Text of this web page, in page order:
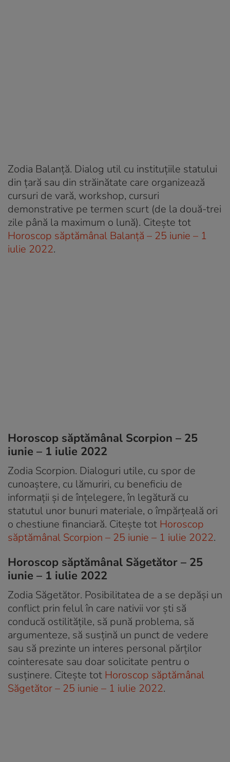
Zodia Balanță. Dialog util cu instituțiile statului
din țară sau din străinătate care organizează
cursuri de vară, workshop, cursuri
demonstrative pe termen scurt (de la două-trei
zile până la maximum o lună). Citește tot
Horoscop săptămânal Balanță – 25 iunie – 1
iulie 2022.
Horoscop săptămânal Scorpion – 25
iunie – 1 iulie 2022
Zodia Scorpion. Dialoguri utile, cu spor de
cunoaștere, cu lămuriri, cu beneficiu de
informații și de înțelegere, în legătură cu
statutul unor bunuri materiale, o împărțeală ori
o chestiune financiară. Citește tot Horoscop
săptămânal Scorpion – 25 iunie – 1 iulie 2022.
Horoscop săptămânal Săgetător – 25
iunie – 1 iulie 2022
Zodia Săgetător. Posibilitatea de a se depăși un
conflict prin felul în care nativii vor ști să
conducă ostilitățile, să pună problema, să
argumenteze, să susțină un punct de vedere
sau să prezinte un interes personal părților
cointeresate sau doar solicitate pentru o
susținere. Citește tot Horoscop săptămânal
Săgetător – 25 iunie – 1 iulie 2022.